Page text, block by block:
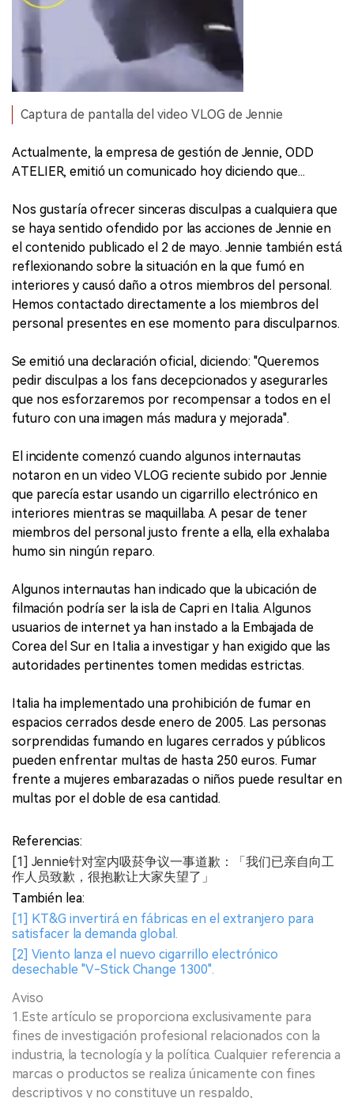
Captura de pantalla del video VLOG de Jennie
Actualmente, la empresa de gestión de Jennie, ODD
ATELIER, emitió un comunicado hoy diciendo que...
Nos gustaría ofrecer sinceras disculpas a cualquiera que
se haya sentido ofendido por las acciones de Jennie en
el contenido publicado el 2 de mayo. Jennie también está
reflexionando sobre la situación en la que fumó en
interiores y causó daño a otros miembros del personal.
Hemos contactado directamente a los miembros del
personal presentes en ese momento para disculparnos.
Se emitió una declaración oficial, diciendo: "Queremos
pedir disculpas a los fans decepcionados y asegurarles
que nos esforzaremos por recompensar a todos en el
futuro con una imagen más madura y mejorada".
El incidente comenzó cuando algunos internautas
notaron en un video VLOG reciente subido por Jennie
que parecía estar usando un cigarrillo electrónico en
interiores mientras se maquillaba. A pesar de tener
miembros del personal justo frente a ella, ella exhalaba
humo sin ningún reparo.
Algunos internautas han indicado que la ubicación de
filmación podría ser la isla de Capri en Italia. Algunos
usuarios de internet ya han instado a la Embajada de
Corea del Sur en Italia a investigar y han exigido que las
autoridades pertinentes tomen medidas estrictas.
Italia ha implementado una prohibición de fumar en
espacios cerrados desde enero de 2005. Las personas
sorprendidas fumando en lugares cerrados y públicos
pueden enfrentar multas de hasta 250 euros. Fumar
frente a mujeres embarazadas o niños puede resultar en
multas por el doble de esa cantidad.
Referencias:
[1] Jennie针对室内吸菸争议一事道歉：「我们已亲自向工
作人员致歉，很抱歉让大家失望了」
También lea:
[1] KT&G invertirá en fábricas en el extranjero para
satisfacer la demanda global.
[2] Viento lanza el nuevo cigarrillo electrónico
desechable "V-Stick Change 1300".
Aviso
1.Este artículo se proporciona exclusivamente para
fines de investigación profesional relacionados con la
industria, la tecnología y la política. Cualquier referencia a
marcas o productos se realiza únicamente con fines
descriptivos y no constituye un respaldo,